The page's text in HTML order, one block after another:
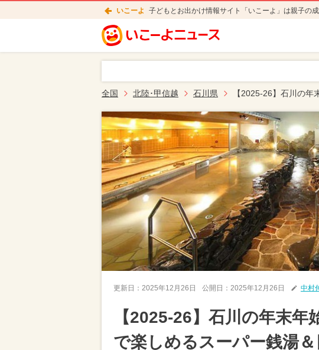
いこーよ 子どもとお出かけ情報サイト「いこーよ」は親子の
全国 北陸･甲信越 石川県 【2025-26】石川の
更新日： 2025年12月26日 公開日： 2025年12月26日 中村
【2025-26】石川の年末
で楽しめるスーパー銭湯